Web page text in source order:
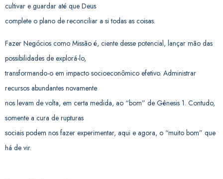
cultivar e guardar até que Deus
complete o plano de reconciliar a si todas as coisas.
Fazer Negócios como Missão é, ciente desse potencial, lançar mão das
possibilidades de explorá-lo,
transformando-o em impacto socioeconômico efetivo. Administrar
recursos abundantes novamente
nos levam de volta, em certa medida, ao “bom” de Gênesis 1. Contudo,
somente a cura de rupturas
sociais podem nos fazer experimentar, aqui e agora, o “muito bom” que
há de vir.